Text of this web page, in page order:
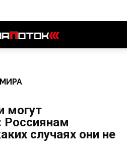
могут
Россиянам
случаях они не